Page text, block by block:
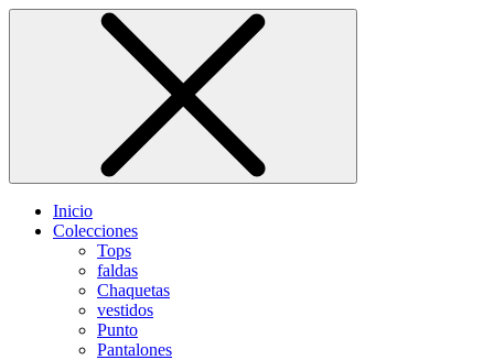
Inicio
Colecciones
Tops
faldas
Chaquetas
vestidos
Punto
Pantalones